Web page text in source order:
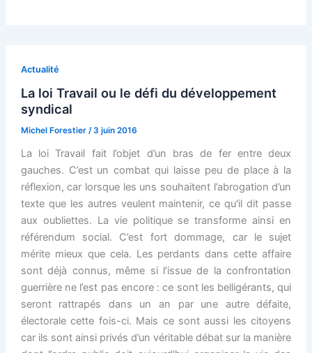
Actualité
La loi Travail ou le défi du développement
syndical
Michel Forestier /3 juin 2016
La loi Travail fait l’objet d’un bras de fer entre deux
gauches. C’est un combat qui laisse peu de place à la
réflexion, car lorsque les uns souhaitent l’abrogation d’un
texte que les autres veulent maintenir, ce qu'il dit passe
aux oubliettes. La vie politique se transforme ainsi en
référendum social. C’est fort dommage, car le sujet
mérite mieux que cela. Les perdants dans cette affaire
sont déjà connus, même si l’issue de la confrontation
guerrière ne l’est pas encore : ce sont les belligérants, qui
seront rattrapés dans un an par une autre défaite,
électorale cette fois-ci. Mais ce sont aussi les citoyens
car ils sont ainsi privés d’un véritable débat sur la manière